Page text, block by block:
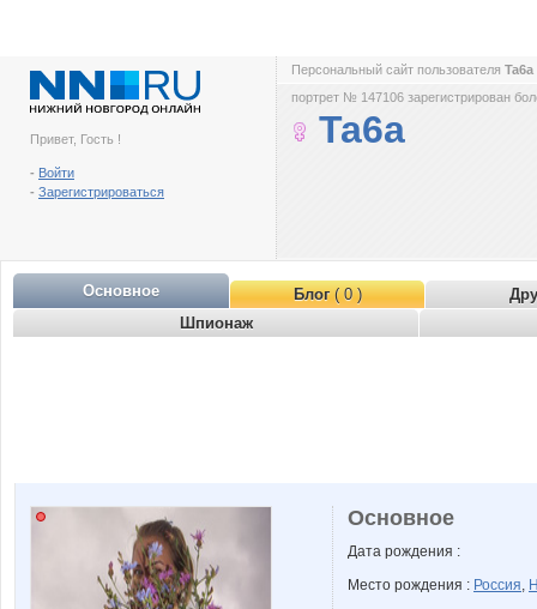
Привет, Гость !
- Войти
- Зарегистрироваться
Персональный сайт пользователя Ta6a
портрет № 147106 зарегистрирован
Ta6a
Основное Блог( 0 )
Шпионаж
Основное
Дата рождения :
Место рождения : Россия,